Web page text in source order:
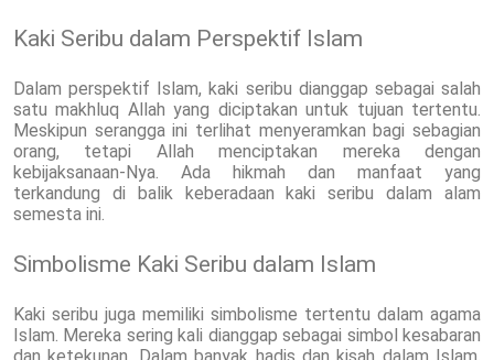
Kaki Seribu dalam Perspektif Islam
Dalam perspektif Islam, kaki seribu dianggap sebagai salah
satu makhluq Allah yang diciptakan untuk tujuan tertentu.
Meskipun serangga ini terlihat menyeramkan bagi sebagian
orang, tetapi Allah menciptakan mereka dengan
kebijaksanaan-Nya. Ada hikmah dan manfaat yang
terkandung di balik keberadaan kaki seribu dalam alam
semesta ini.
Simbolisme Kaki Seribu dalam Islam
Kaki seribu juga memiliki simbolisme tertentu dalam agama
Islam. Mereka sering kali dianggap sebagai simbol kesabaran